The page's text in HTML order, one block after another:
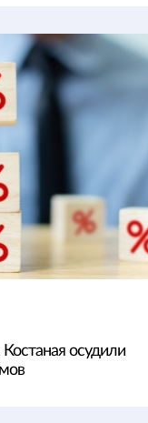
осудили